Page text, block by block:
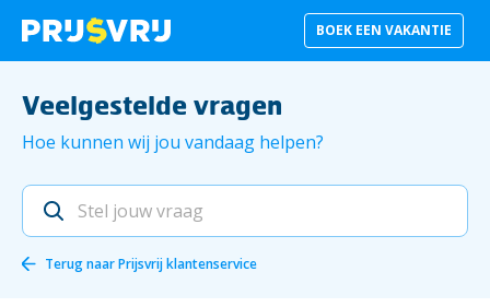
BOEK EEN VAKANTIE
Veelgestelde vragen
Hoe kunnen wij jou vandaag helpen?
Terug naarPrijsvrij klantenservice